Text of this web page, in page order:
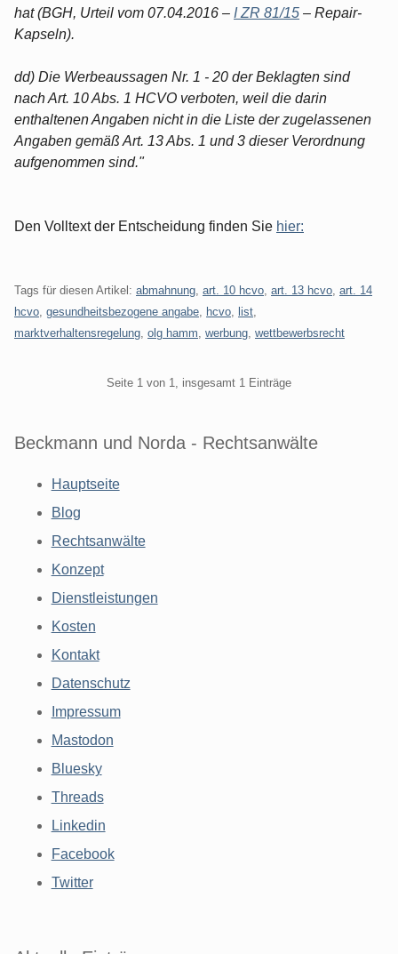
hat (BGH, Urteil vom 07.04.2016 – I ZR 81/15 – Repair-
Kapseln).
dd) Die Werbeaussagen Nr. 1 - 20 der Beklagten sind
nach Art. 10 Abs. 1 HCVO verboten, weil die darin
enthaltenen Angaben nicht in die Liste der zugelassenen
Angaben gemäß Art. 13 Abs. 1 und 3 dieser Verordnung
aufgenommen sind."
Den Volltext der Entscheidung finden Sie hier:
Tags für diesen Artikel: abmahnung art. 10 hcvo art. 13 hcvo art. 14
hcvo gesundheitsbezogene angabe hcvo list
marktverhaltensregelung olg hamm werbung wettbewerbsrecht
Seite 1 von 1, insgesamt 1 Einträge
Beckmann und Norda - Rechtsanwälte
Hauptseite
Blog
Rechtsanwälte
Konzept
Dienstleistungen
Kosten
Kontakt
Datenschutz
Impressum
Mastodon
Bluesky
Threads
Linkedin
Facebook
Twitter